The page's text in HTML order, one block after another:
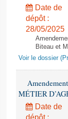
Date de
dépôt :
28/05/2025
Biteau et
Voir le dossier
MÉTIER
Date de
dépôt :